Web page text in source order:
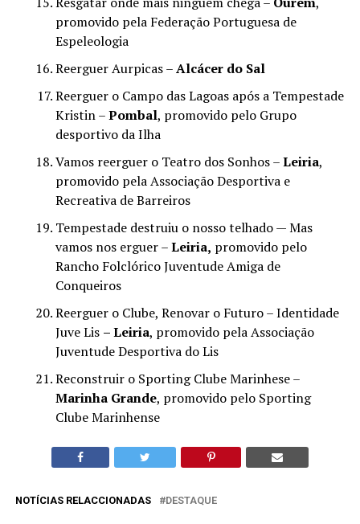
promovido pela Federação Portuguesa de
Espeleologia
Reerguer Aurpicas –Alcácer do Sal
Reerguer o Campo das Lagoas após a Tempestade
Kristin –Pombal, promovido pelo Grupo
desportivo da Ilha
Vamos reerguer o Teatro dos Sonhos –Leiria,
promovido pela Associação Desportiva e
Recreativa de Barreiros
Tempestade destruiu o nosso telhado — Mas
vamos nos erguer –Leiria, promovido pelo
Rancho Folclórico Juventude Amiga de
Conqueiros
Reerguer o Clube, Renovar o Futuro – Identidade
Juve Lis – Leiria, promovido pela Associação
Juventude Desportiva do Lis
Reconstruir o Sporting Clube Marinhese –
Marinha Grande, promovido pelo Sporting
Clube Marinhense
NOTÍCIAS RELACCIONADAS DESTAQUE